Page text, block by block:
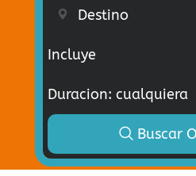
Incluye
Buscar